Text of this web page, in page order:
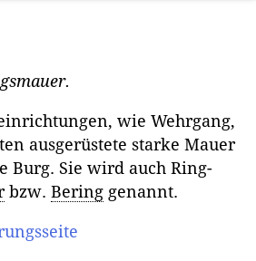
wie Wehrgang,
ausgerüstete starke Mauer
Burg. Sie wird auch Ring-
bzw. Bering genannt.